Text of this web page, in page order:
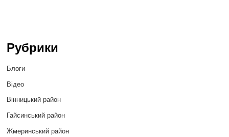
Рубрики
Блоги
Відео
Вінницький район
Гайсинський район
Жмеринський район